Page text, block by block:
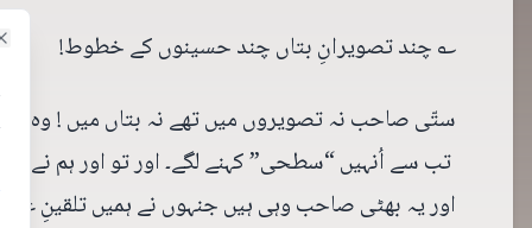
؎ چند تصویرانِ بتاں چند حسینوں کے خطوط!
ستّی صاحب نہ تصویروں میں تھے نہ بتاں میں ! وہ
تب سے اُنہیں “سطحی” کہنے لگے۔ اور تو اور ہم نے
اور یہ بھٹی صاحب وہی ہیں جنہوں نے ہمیں تلقینِ